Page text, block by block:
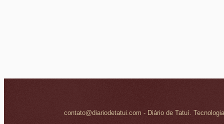
contato@diariodetatui.com - Diário de Tatuí.